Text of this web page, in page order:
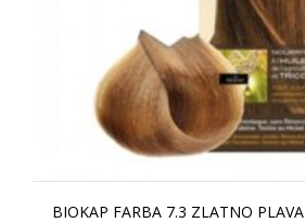
BIOKAP FARBA 7.3 ZLATNO PLAVA